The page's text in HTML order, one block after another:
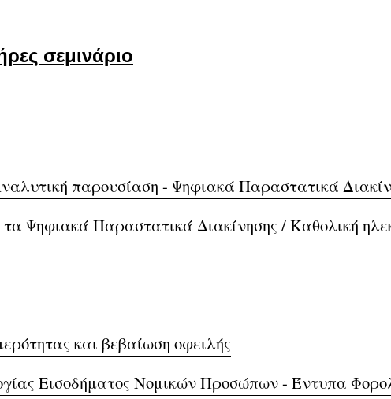
σεμινάριο
παρουσίαση - Ψηφιακά Παραστατικά
Ψηφιακά Παραστατικά Διακίνησης / Καθολική
και βεβαίωση οφειλής
Εισοδήματος Νομικών Προσώπων - Έντυπα